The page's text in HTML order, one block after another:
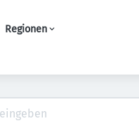
Regionen